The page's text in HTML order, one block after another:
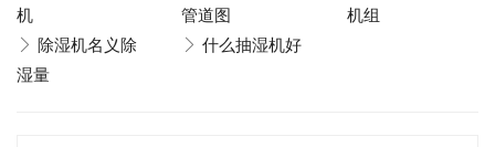
机
管道图
机组
除湿机名义除
湿量
什么抽湿机好